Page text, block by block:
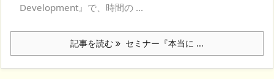
Development』で、時間の ...
記事を読む セミナー『本当に ...